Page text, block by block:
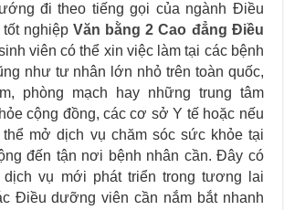
đi theo tiếng gọi của ngành Điều
nghiệp Văn bằng 2 Cao đẳng Điều
viên có thể xin việc làm tại các bệnh
như tư nhân lớn nhỏ trên toàn quốc,
phòng mạch hay những trung tâm
cộng đồng, các cơ sở Y tế hoặc nếu
mở dịch vụ chăm sóc sức khỏe tại
đến tận nơi bệnh nhân cần. Đây có
vụ mới phát triển trong tương lai
Điều dưỡng viên cần nắm bắt nhanh